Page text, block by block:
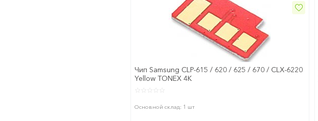
Чип Samsung CLP-615 / 620 / 625 / 670 / CLX-6220
Yellow TONEX 4K
Основной склад: 1 шт